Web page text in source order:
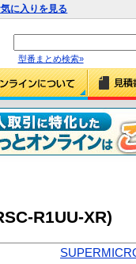
に入りを見る
型番まとめ検索»
R1UU-XR)